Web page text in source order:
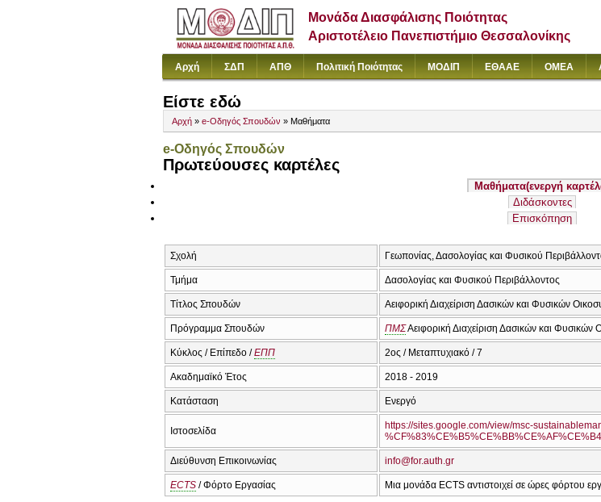
Μονάδα Διασφάλισης Ποιότητας
Αριστοτέλειο Πανεπιστήμιο Θεσσαλονίκης
Αρχή ΣΔΠ ΑΠΘ Πολιτική Ποιότητας ΜΟΔΙΠ ΕΘΑΑΕ ΟΜΕΑ
Είστε εδώ
Αρχή » e-Οδηγός Σπουδών » Μαθήματα
e-Οδηγός Σπουδών
Πρωτεύουσες καρτέλες
Μαθήματα(ενεργή
Διδάσκοντες
Επισκόπηση
Σχολή Γεωπονίας, Δασολογίας και Φυσικού
Τμήμα Δασολογίας και Φυσικού Περιβάλλοντος
Τίτλος Σπουδών Αειφορική Διαχείριση Δασικών και Φυσικών
Πρόγραμμα Σπουδών ΠΜΣΑειφορική Διαχείριση Δασικών και
Κύκλος / Επίπεδο /ΕΠΠ 2ος / Μεταπτυχιακό / 7
Ακαδημαϊκό Έτος 2018 - 2019
Κατάσταση Ενεργό
Ιστοσελίδα
https://sites.google.com/view/msc-
Διεύθυνση Επικοινωνίας info@for.auth.gr
ECTS / Φόρτο Εργασίας Μια μονάδα ECTS αντιστοιχεί σε ώρες φόρτου